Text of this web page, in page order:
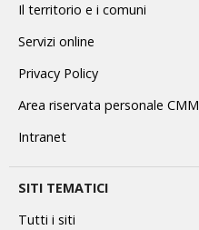
Il territorio e i comuni
Servizi online
Privacy Policy
Area riservata personale CMM
Intranet
SITI TEMATICI
Tutti i siti